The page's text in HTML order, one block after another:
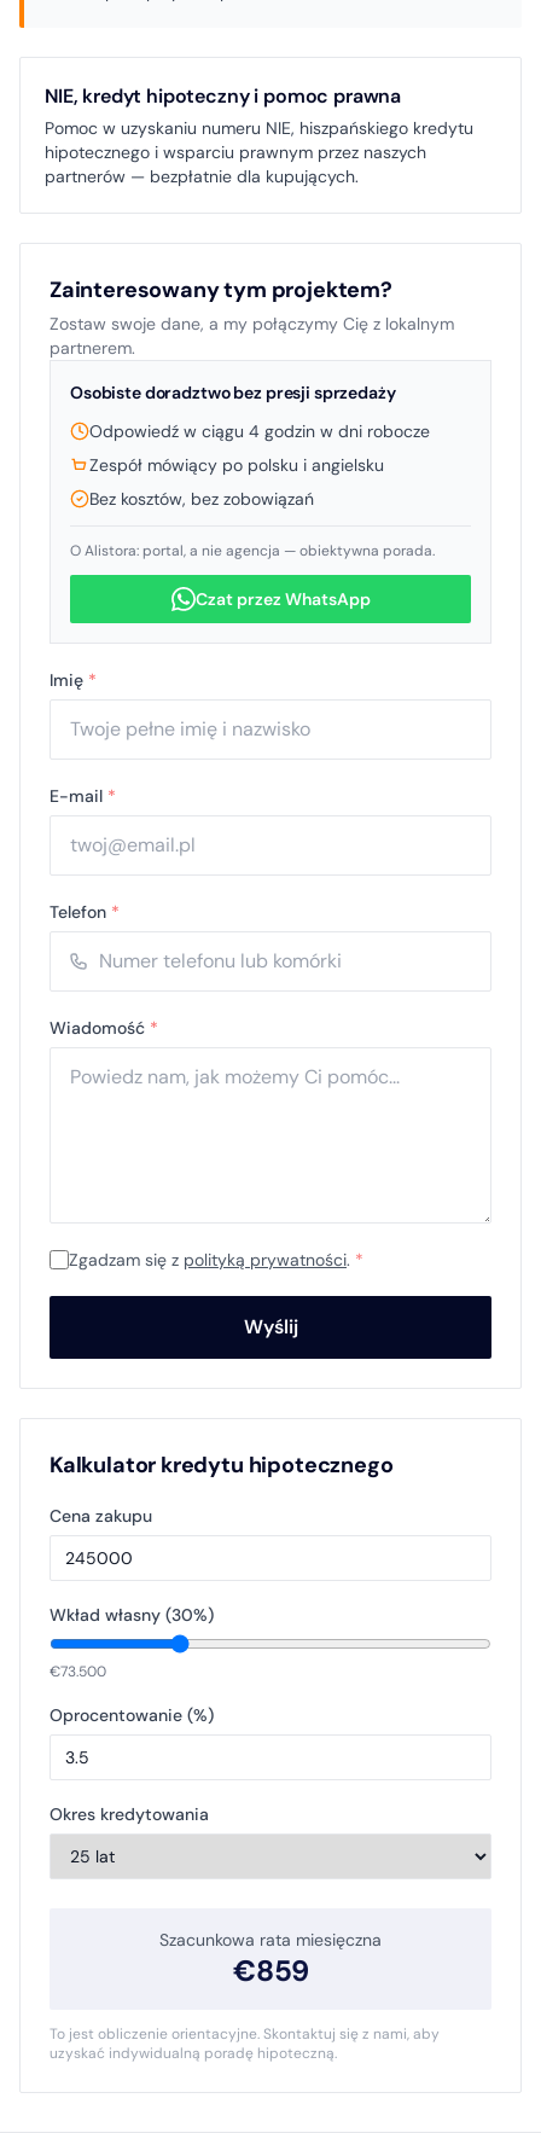
NIE, kredyt hipoteczny i pomoc prawna
Pomoc w uzyskaniu numeru NIE, hiszpańskiego kredytu
hipotecznego i wsparciu prawnym przez naszych
partnerów — bezpłatnie dla kupujących.
Zainteresowany tym projektem?
Zostaw swoje dane, a my połączymy Cię z lokalnym
partnerem.
Osobiste doradztwo bez presji sprzedaży
Odpowiedź w ciągu 4 godzin w dni robocze
Zespół mówiący po polsku i angielsku
Bez kosztów, bez zobowiązań
O Alistora: portal, a nie agencja — obiektywna porada.
Czat przez WhatsApp
Imię *
E-mail *
Telefon *
Wiadomość *
Zgadzam się z polityką prywatności. *
Wyślij
Kalkulator kredytu hipotecznego
Cena zakupu
Wkład własny (30%)
€73.500
Oprocentowanie (%)
Okres kredytowania
Szacunkowa rata miesięczna
€859
To jest obliczenie orientacyjne. Skontaktuj się z nami, aby
uzyskać indywidualną poradę hipoteczną.